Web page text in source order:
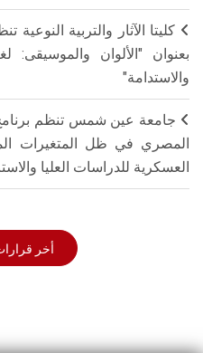
كليتا الآثار والتربية
بعنوان "الألوان
والاستدامة"
جامعة عين شمس تنظم
المصري في ظل المتغيرات
العسكرية للدراسات العليا
أخر